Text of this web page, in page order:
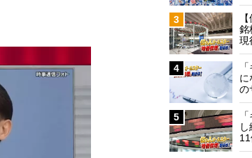
3
銘
現
4
に
の
5